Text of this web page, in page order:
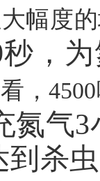
幅度
，
，
氮气3
到杀